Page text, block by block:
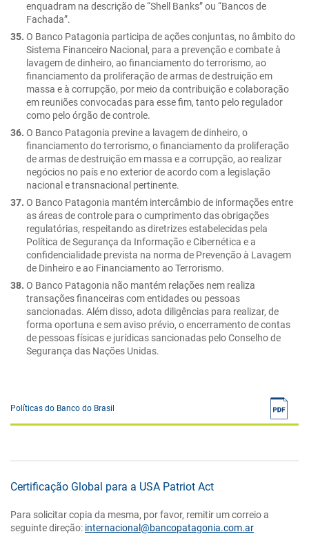
enquadram na descrição de “Shell Banks” ou “Bancos de
Fachada”.
O Banco Patagonia participa de ações conjuntas, no âmbito do
Sistema Financeiro Nacional, para a prevenção e combate à
lavagem de dinheiro, ao financiamento do terrorismo, ao
financiamento da proliferação de armas de destruição em
massa e à corrupção, por meio da contribuição e colaboração
em reuniões convocadas para esse fim, tanto pelo regulador
como pelo órgão de controle.
O Banco Patagonia previne a lavagem de dinheiro, o
financiamento do terrorismo, o financiamento da proliferação
de armas de destruição em massa e a corrupção, ao realizar
negócios no país e no exterior de acordo com a legislação
nacional e transnacional pertinente.
O Banco Patagonia mantém intercâmbio de informações entre
as áreas de controle para o cumprimento das obrigações
regulatórias, respeitando as diretrizes estabelecidas pela
Política de Segurança da Informação e Cibernética e a
confidencialidade prevista na norma de Prevenção à Lavagem
de Dinheiro e ao Financiamento ao Terrorismo.
O Banco Patagonia não mantém relações nem realiza
transações financeiras com entidades ou pessoas
sancionadas. Além disso, adota diligências para realizar, de
forma oportuna e sem aviso prévio, o encerramento de contas
de pessoas físicas e jurídicas sancionadas pelo Conselho de
Segurança das Nações Unidas.
Políticas do Banco do Brasil
Certificação Global para a USA Patriot Act
Para solicitar copia da mesma, por favor, remitir um correio a
seguinte direção: internacional@bancopatagonia.com.ar